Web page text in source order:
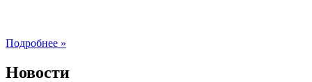
Подробнее »
Новости